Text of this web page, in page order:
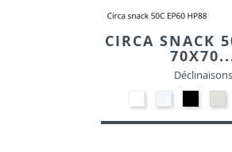
CIRCA SNACK
Déclinaisons
BLANCHP90
-
-
NOIR-